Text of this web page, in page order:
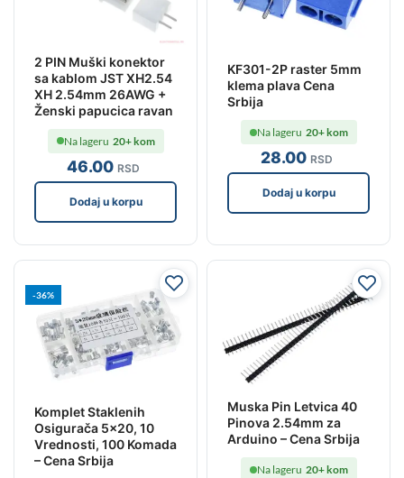
2 PIN Muški konektor
sa kablom JST XH2.54
XH 2.54mm 26AWG +
Ženski papucica ravan
46.00 RSD
Na lageru 20+ kom
Dodaj u korpu
KF301-2P raster 5mm
klema plava Cena
Srbija
28.00 RSD
Na lageru 20+ kom
Dodaj u korpu
-36%
Komplet Staklenih
Osigurača 5×20, 10
Vrednosti, 100 Komada
– Cena Srbija
Muska Pin Letvica 40
Pinova 2.54mm za
Arduino – Cena Srbija
Na lageru 20+ kom